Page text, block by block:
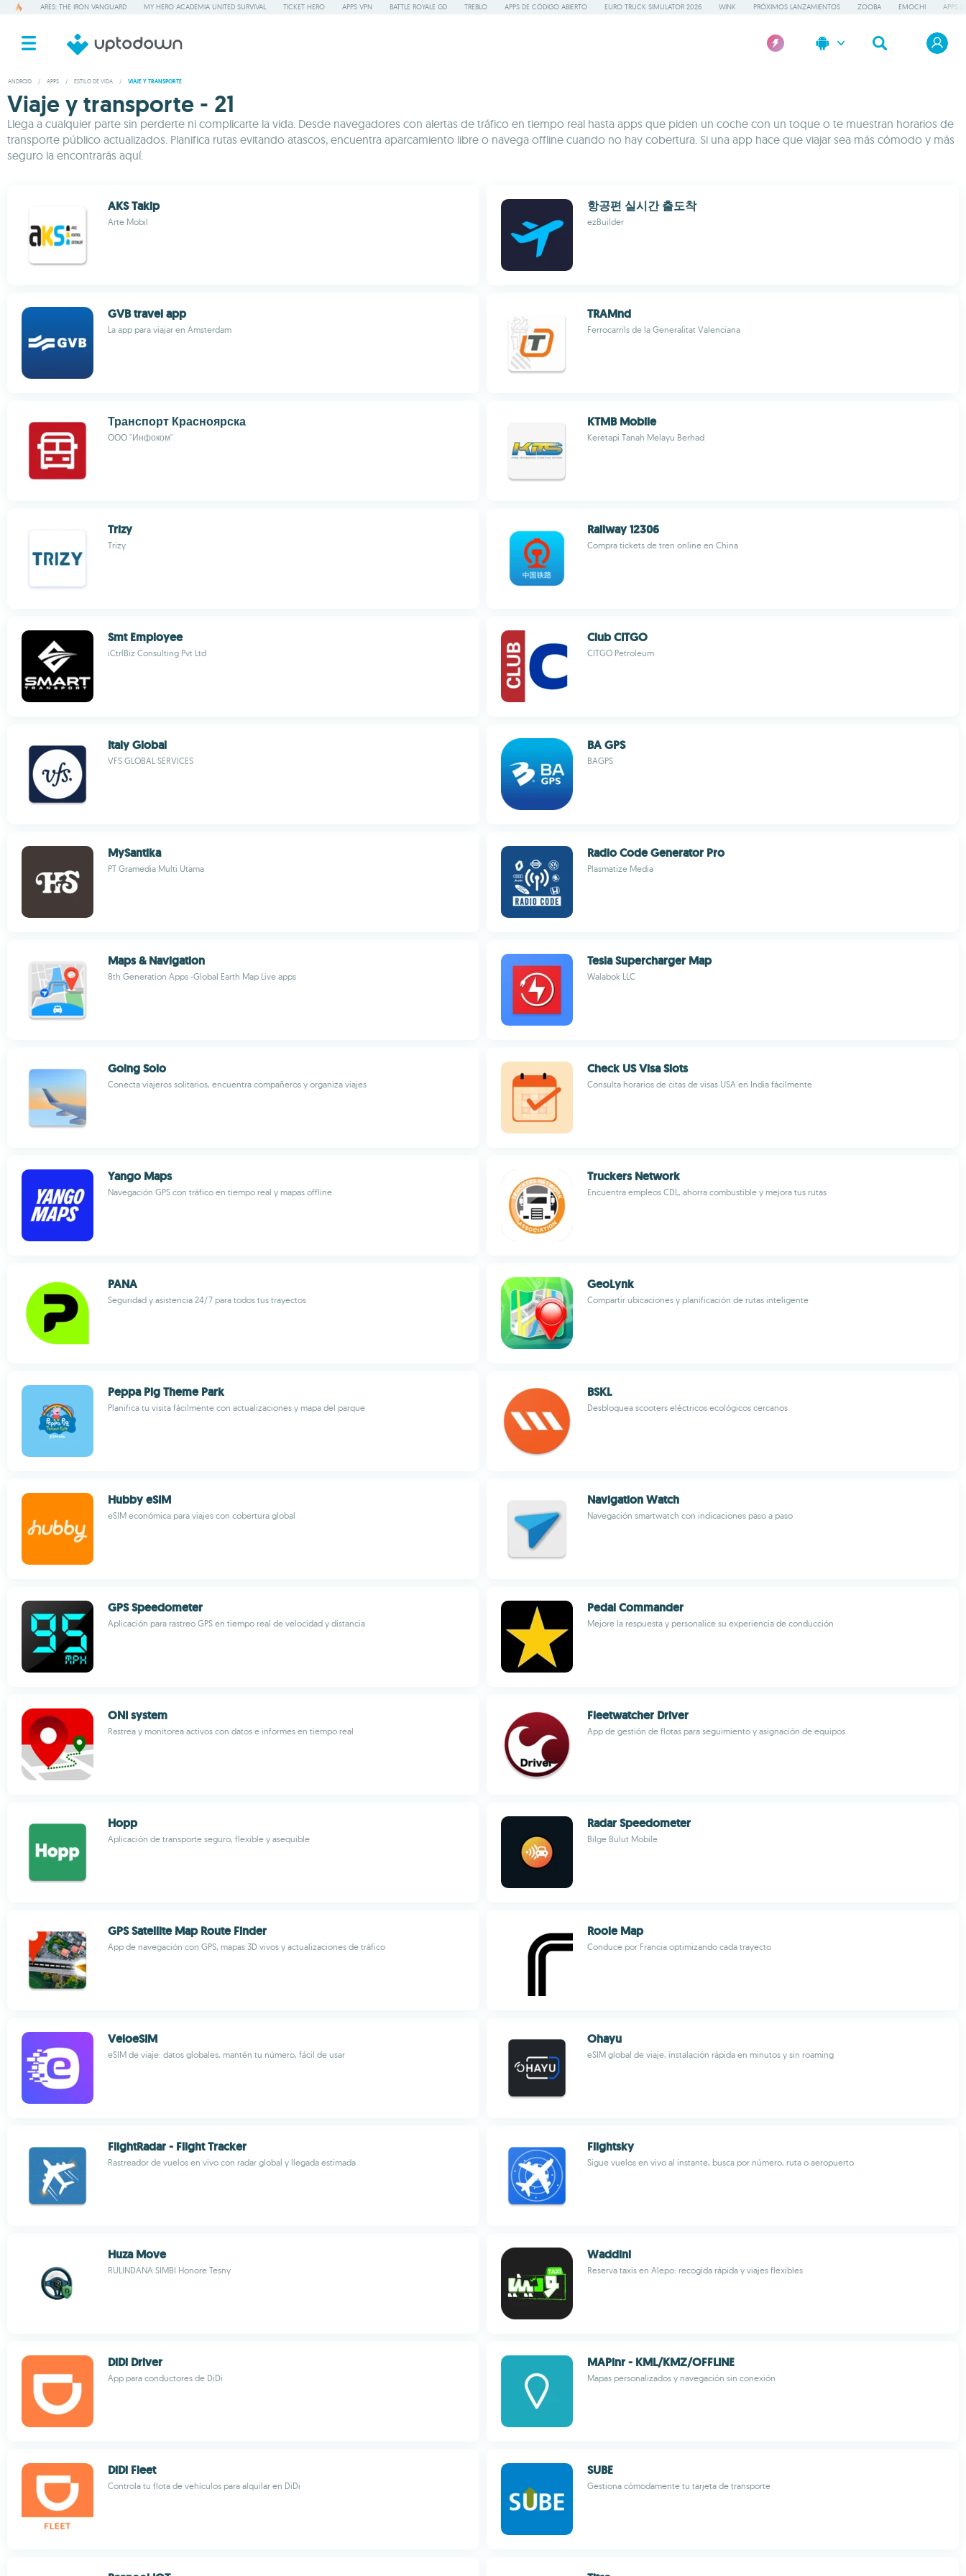
ARES: THE IRON VANGUARD MY HERO ACADEMIA UNITED SURVIVAL TICKET HERO APPS VPN BATTLE ROYALE GD TREBLO APPS DE CÓDIGO ABIERTO EURO TRUCK SIMULATOR 2026 WINK PRÓXIMOS LANZAMIENTOS ZOOBA EMOCHI APPS
ANDROID / APPS / ESTILO DE VIDA / VIAJE Y TRANSPORTE
Viaje y transporte - 21
Llega a cualquier parte sin perderte ni complicarte la vida. Desde navegadores con alertas de tráfico en tiempo real hasta apps que piden un coche con un toque o te muestran horarios de
transporte público actualizados. Planifica rutas evitando atascos, encuentra aparcamiento libre o navega offline cuando no hay cobertura. Si una app hace que viajar sea más cómodo y más
seguro la encontrarás aquí.
AKS Takip
Arte Mobil
항공편 실시간 출도착
ezBuilder
GVB travel app
La app para viajar en Amsterdam
TRAMnd
Ferrocarrils de la Generalitat Valenciana
Транспорт Красноярска
ООО "Инфоком"
KTMB Mobile
Keretapi Tanah Melayu Berhad
Trizy
Trizy
Railway 12306
Compra tickets de tren online en China
Smt Employee
iCtrlBiz Consulting Pvt Ltd
Club CITGO
CITGO Petroleum
Italy Global
VFS GLOBAL SERVICES
BA GPS
BAGPS
MySantika
PT Gramedia Multi Utama
Radio Code Generator Pro
Plasmatize Media
Maps & Navigation
8th Generation Apps -Global Earth Map Live apps
Tesla Supercharger Map
Walabok LLC
Going Solo
Conecta viajeros solitarios, encuentra compañeros y organiza viajes
Check US Visa Slots
Consulta horarios de citas de visas USA en India fácilmente
Yango Maps
Navegación GPS con tráfico en tiempo real y mapas offline
Truckers Network
Encuentra empleos CDL, ahorra combustible y mejora tus rutas
PANA
Seguridad y asistencia 24/7 para todos tus trayectos
GeoLynk
Compartir ubicaciones y planificación de rutas inteligente
Peppa Pig Theme Park
Planifica tu visita fácilmente con actualizaciones y mapa del parque
BSKL
Desbloquea scooters eléctricos ecológicos cercanos
Hubby eSIM
eSIM económica para viajes con cobertura global
Navigation Watch
Navegación smartwatch con indicaciones paso a paso
GPS Speedometer
Aplicación para rastreo GPS en tiempo real de velocidad y distancia
Pedal Commander
Mejore la respuesta y personalice su experiencia de conducción
ONI system
Rastrea y monitorea activos con datos e informes en tiempo real
Fleetwatcher Driver
App de gestión de flotas para seguimiento y asignación de equipos
Hopp
Aplicación de transporte seguro, flexible y asequible
Radar Speedometer
Bilge Bulut Mobile
GPS Satellite Map Route Finder
App de navegación con GPS, mapas 3D vivos y actualizaciones de tráfico
Roole Map
Conduce por Francia optimizando cada trayecto
VeloeSIM
eSIM de viaje: datos globales, mantén tu número, fácil de usar
Ohayu
eSIM global de viaje, instalación rápida en minutos y sin roaming
FlightRadar - Flight Tracker
Rastreador de vuelos en vivo con radar global y llegada estimada
Flightsky
Sigue vuelos en vivo al instante, busca por número, ruta o aeropuerto
Huza Move
RULINDANA SIMBI Honore Tesny
Waddini
Reserva taxis en Alepo: recogida rápida y viajes flexibles
DiDi Driver
App para conductores de DiDi
MAPinr - KML/KMZ/OFFLINE
Mapas personalizados y navegación sin conexión
DiDi Fleet
Controla tu flota de vehículos para alquilar en DiDi
SUBE
Gestiona cómodamente tu tarjeta de transporte